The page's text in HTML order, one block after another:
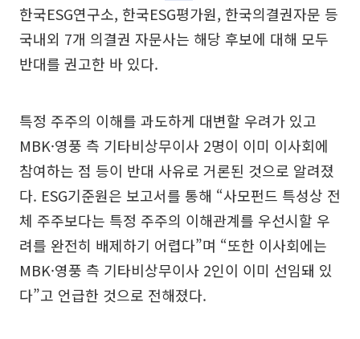
한국ESG연구소, 한국ESG평가원, 한국의결권자문 등
국내외 7개 의결권 자문사는 해당 후보에 대해 모두
반대를 권고한 바 있다.
특정 주주의 이해를 과도하게 대변할 우려가 있고
MBK·영풍 측 기타비상무이사 2명이 이미 이사회에
참여하는 점 등이 반대 사유로 거론된 것으로 알려졌
다. ESG기준원은 보고서를 통해 “사모펀드 특성상 전
체 주주보다는 특정 주주의 이해관계를 우선시할 우
려를 완전히 배제하기 어렵다”며 “또한 이사회에는
MBK·영풍 측 기타비상무이사 2인이 이미 선임돼 있
다”고 언급한 것으로 전해졌다.